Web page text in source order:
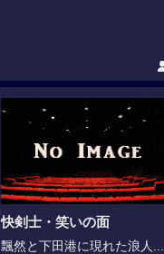
快剣士・笑いの面
飄然と下田港に現れた浪人...